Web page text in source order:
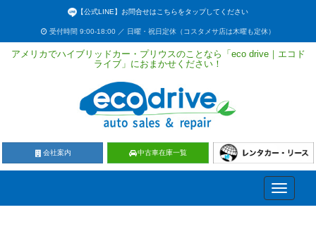
【公式LINE】お問合せはこちらをタップしてください
受付時間 9:00-18:00 ／ 日曜・祝日定休（コスタメサ店は木曜も定休）
アメリカでハイブリッドカー・プリウスのことなら「eco drive｜エコド
ライブ」におまかせください！
会社案内 中古車在庫一覧
Toggle